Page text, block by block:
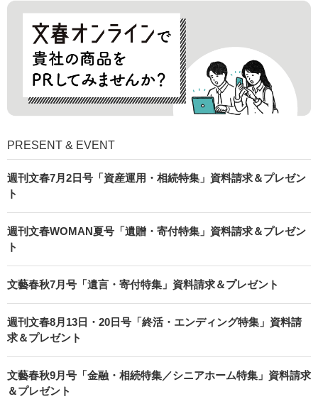
PRESENT & EVENT
週刊文春7月2日号「資産運用・相続特集」資料請求＆プレゼン
ト
週刊文春WOMAN夏号「遺贈・寄付特集」資料請求＆プレゼン
ト
文藝春秋7月号「遺言・寄付特集」資料請求＆プレゼント
週刊文春8月13日・20日号「終活・エンディング特集」資料請
求＆プレゼント
文藝春秋9月号「金融・相続特集／シニアホーム特集」資料請求
＆プレゼント